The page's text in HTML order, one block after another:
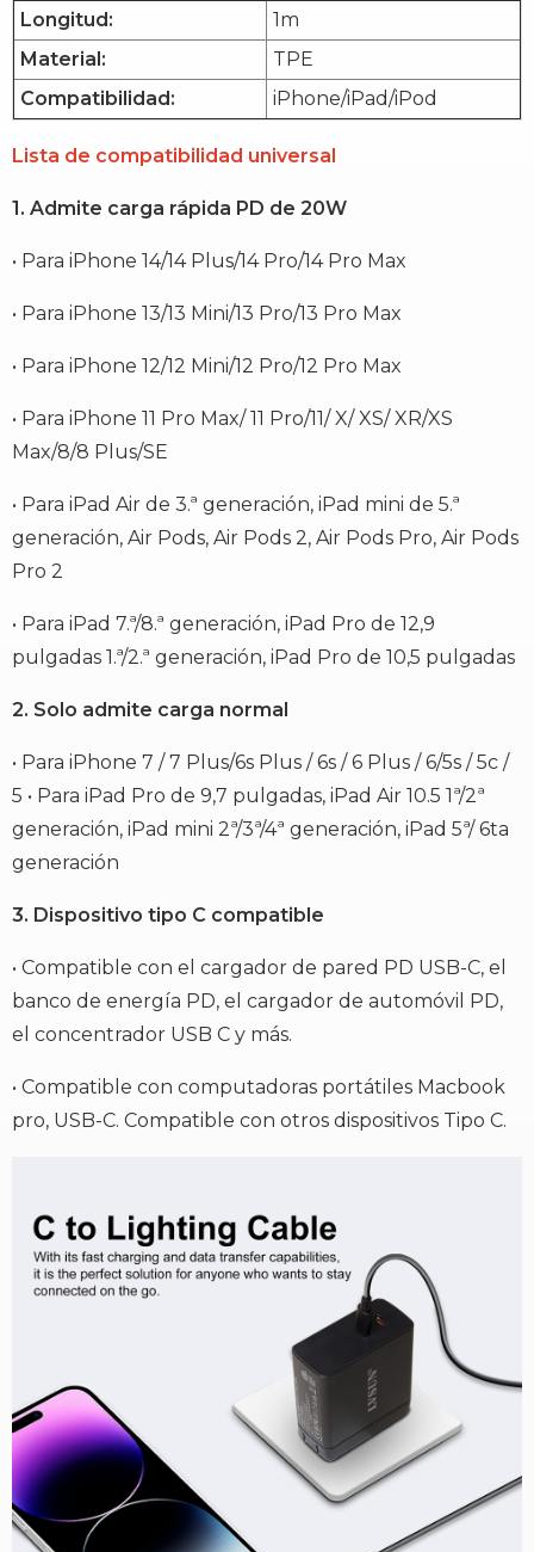
Longitud:
1m
Material:
TPE
Compatibilidad:
iPhone/iPad/iPod
Lista de compatibilidad universal
1. Admite carga rápida PD de 20W
• Para iPhone 14/14 Plus/14 Pro/14 Pro Max
• Para iPhone 13/13 Mini/13 Pro/13 Pro Max
• Para iPhone 12/12 Mini/12 Pro/12 Pro Max
• Para iPhone 11 Pro Max/ 11 Pro/11/ X/ XS/ XR/XS
Max/8/8 Plus/SE
• Para iPad Air de 3.ª generación, iPad mini de 5.ª
generación, Air Pods, Air Pods 2, Air Pods Pro, Air Pods
Pro 2
• Para iPad 7.ª/8.ª generación, iPad Pro de 12,9
pulgadas 1.ª/2.ª generación, iPad Pro de 10,5 pulgadas
2. Solo admite carga normal
• Para iPhone 7 / 7 Plus/6s Plus / 6s / 6 Plus / 6/5s / 5c /
5 • Para iPad Pro de 9,7 pulgadas, iPad Air 10.5 1ª/2ª
generación, iPad mini 2ª/3ª/4ª generación, iPad 5ª/ 6ta
generación
3. Dispositivo tipo C compatible
• Compatible con el cargador de pared PD USB-C, el
banco de energía PD, el cargador de automóvil PD,
el concentrador USB C y más.
• Compatible con computadoras portátiles Macbook
pro, USB-C. Compatible con otros dispositivos Tipo C.